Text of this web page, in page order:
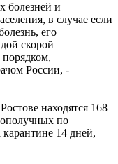
болезней и
в случае если
его
скорой
России, -
находятся 168
по
14 дней,